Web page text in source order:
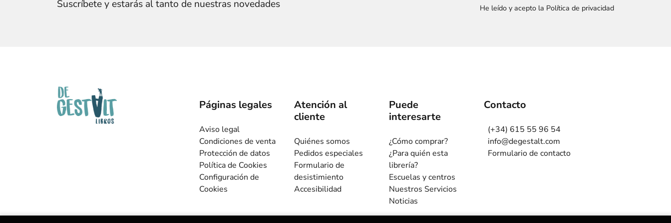
Suscríbete y estarás al tanto de nuestras novedades He leído y acepto la Política de privacidad
Páginas legales
Aviso legal
Condiciones de venta
Protección de datos
Política de Cookies
Configuración de
Cookies
Atención al
cliente
Quiénes somos
Pedidos especiales
Formulario de
desistimiento
Accesibilidad
Puede
interesarte
¿Cómo comprar?
¿Para quién esta
librería?
Escuelas y centros
Nuestros Servicios
Noticias
Contacto
(+34) 615 55 96 54
info@degestalt.com
Formulario de contacto